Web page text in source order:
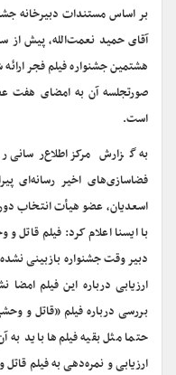
بر اساس مستندات دبیرخانه
هشتمین جشنواره فیلم فجر
صورتجلسه آن به امضای هفت
است.
به گزارش مرکز
فضاسازی‌های اخیر رسانه‌ای
اسعدیان، عضو هیأت انتخاب
با ایسنا اعلام کرد: فیلم قاتل
دبیر وقت جشنواره بازبینی
ارزیابی درباره این فیلم
بررسی درباره فیلم «قاتل و
حتما مثل بقیه فیلم‌ها باید
ارزیابی و نمره‌دهی به فیلم